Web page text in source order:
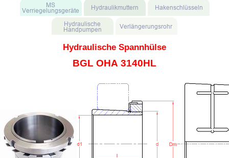
Hydraulische Spannhülse
BGL OHA 3140HL